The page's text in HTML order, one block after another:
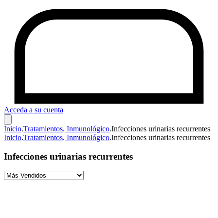
Acceda a su cuenta
Inicio.Tratamientos. Inmunológico.Infecciones urinarias recurrentes
Inicio.Tratamientos. Inmunológico.Infecciones urinarias recurrentes
Infecciones urinarias recurrentes